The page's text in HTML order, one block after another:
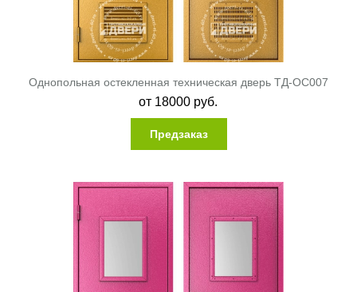
Однопольная остекленная техническая дверь ТД-ОС007
от 18000 руб.
Предзаказ